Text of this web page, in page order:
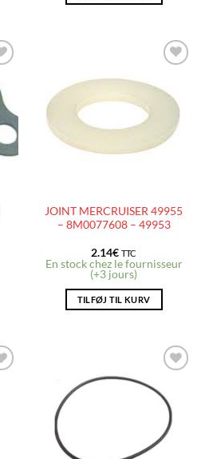
AJOUTER
À LA
D’ENVIES
JOINT MERCRUISER 49955
– 8M0077608 – 49953
2.14€ TTC
En stock chez le fournisseur
(+3 jours)
TILFØJ TIL KURV
AJOUTER
À LA
D’ENVIES